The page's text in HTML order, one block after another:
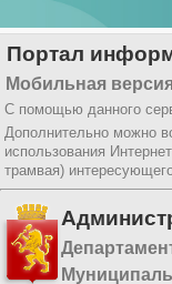
Портал
Мобильная
С помощью данного
Дополнительно можно
использования
трамвая)